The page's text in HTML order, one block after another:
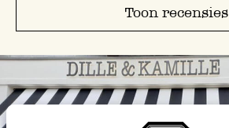
Toon recensies